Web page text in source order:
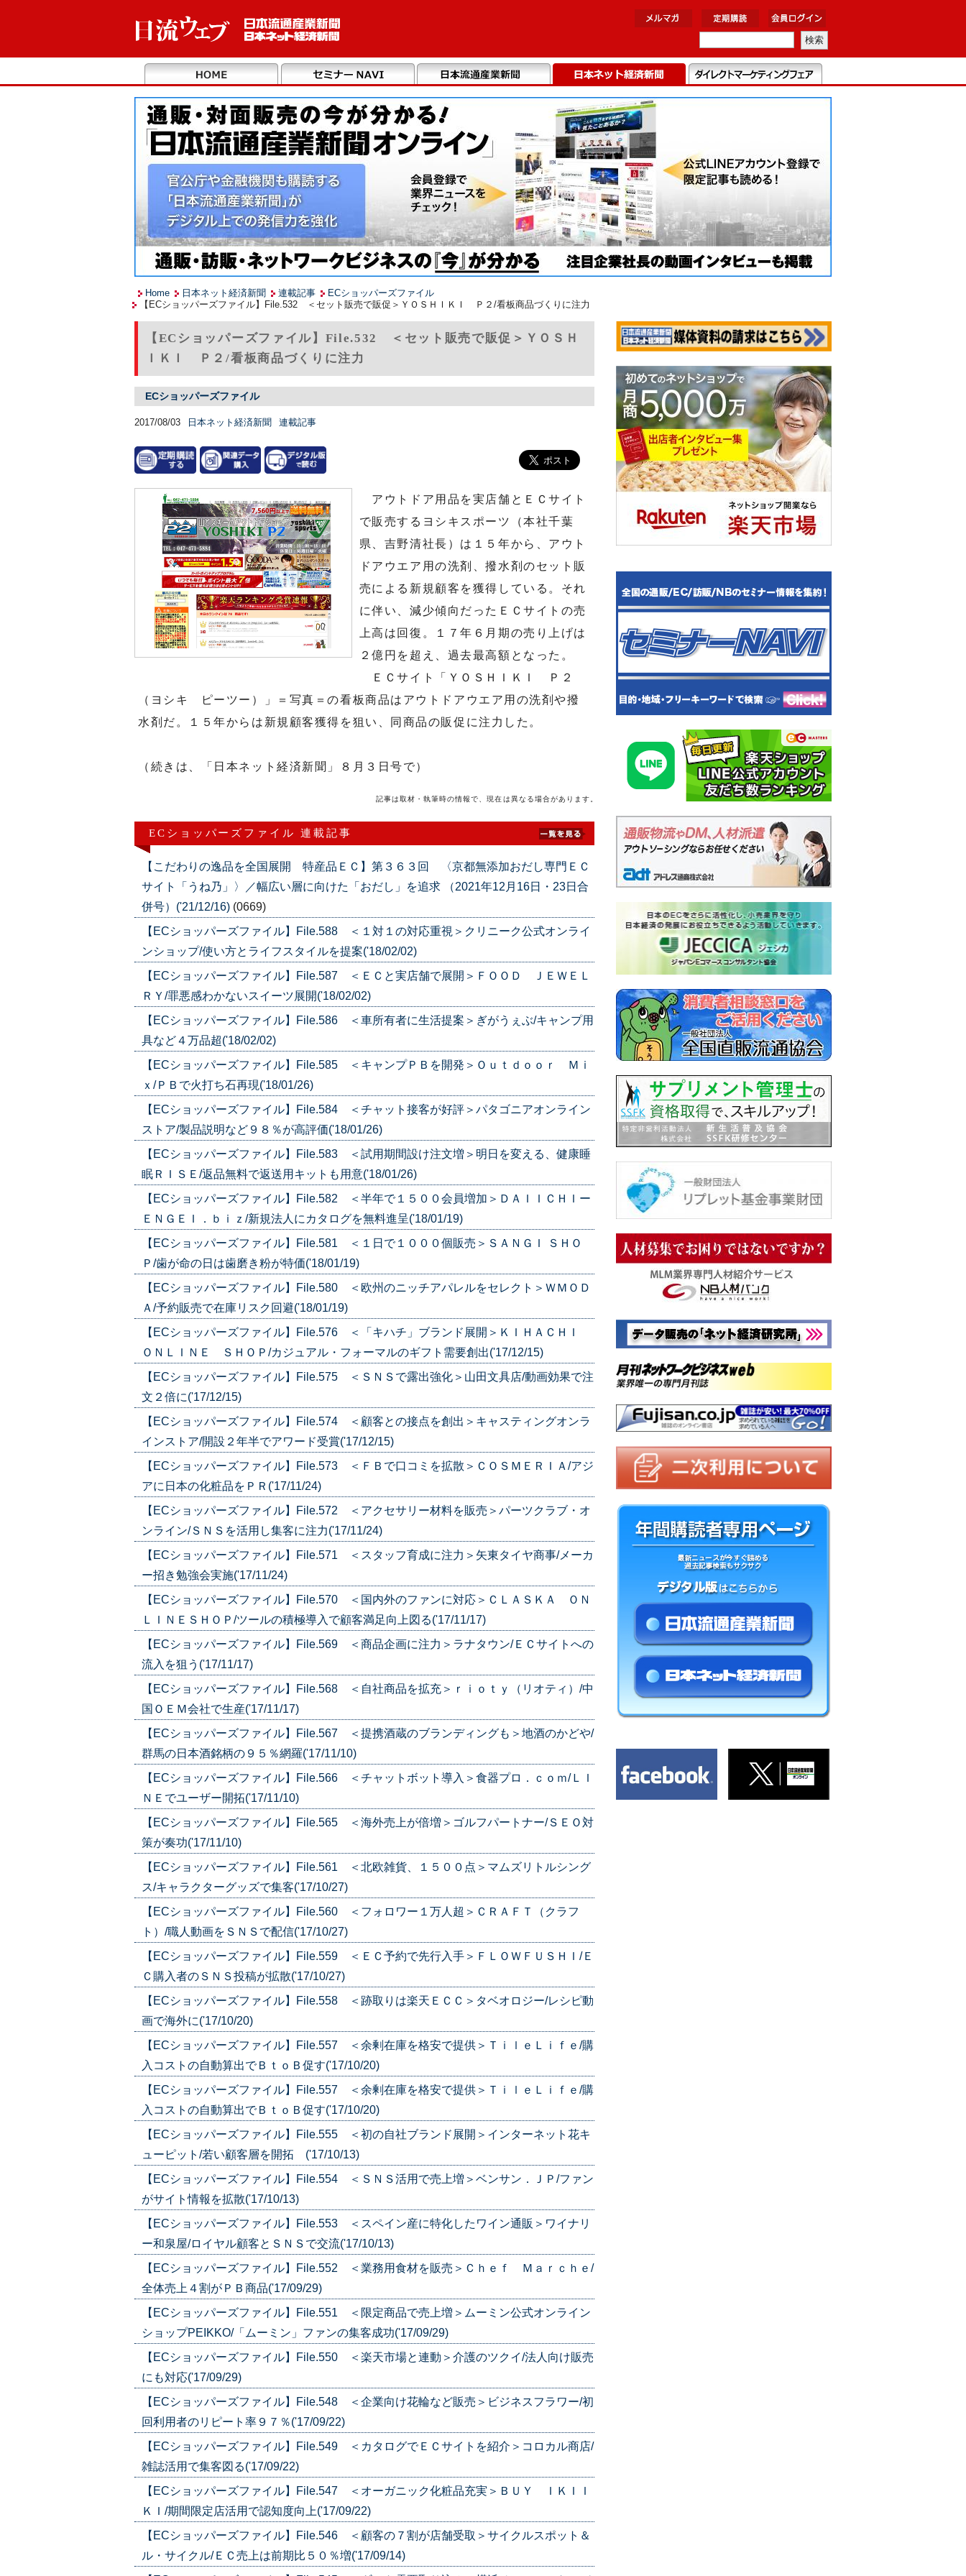
Home 日本ネット経済新聞 連載記事
ECショッパーズファイル
【ECショッパーズファイル】File.532 ＜セット販売で販促＞ＹＯＳＨＩＫＩ Ｐ２/看板商品づくりに注力
【ECショッパーズファイル】File.532 ＜セット販売で販促＞ＹＯＳＨ
ＩＫＩ Ｐ２/看板商品づくりに注力
ECショッパーズファイル
2017/08/03 日本ネット経済新聞 連載記事
アウトドア用品を実店舗とＥＣサイト
で販売するヨシキスポーツ（本社千葉
県、吉野清社長）は１５年から、アウト
ドアウエア用の洗剤、撥水剤のセット販
売による新規顧客を獲得している。それ
に伴い、減少傾向だったＥＣサイトの売
上高は回復。１７年６月期の売り上げは
２億円を超え、過去最高額となった。
ＥＣサイト「ＹＯＳＨＩＫＩ Ｐ２
（ヨシキ ピーツー）」＝写真＝の看板商品はアウトドアウエア用の洗剤や撥
水剤だ。１５年からは新規顧客獲得を狙い、同商品の販促に注力した。
（続きは、「日本ネット経済新聞」８月３日号で）
記事は取材・執筆時の情報で、現在は異なる場合があります。
ECショッパーズファイル 連載記事
【こだわりの逸品を全国展開 特産品ＥＣ】第３６３回 〈京都無添加おだし専門ＥＣ
サイト「うね乃」〉／幅広い層に向けた「おだし」を追求 （2021年12月16日・23日合
併号）('21/12/16) (0669)
【ECショッパーズファイル】File.588 ＜１対１の対応重視＞クリニーク公式オンライ
ンショップ/使い方とライフスタイルを提案('18/02/02)
【ECショッパーズファイル】File.587 ＜ＥＣと実店舗で展開＞ＦＯＯＤ ＪＥＷＥＬ
ＲＹ/罪悪感わかないスイーツ展開('18/02/02)
【ECショッパーズファイル】File.586 ＜車所有者に生活提案＞ぎがうぇぶ/キャンプ用
具など４万品超('18/02/02)
【ECショッパーズファイル】File.585 ＜キャンプＰＢを開発＞Ｏｕｔｄｏｏｒ Ｍｉ
ｘ/ＰＢで火打ち石再現('18/01/26)
【ECショッパーズファイル】File.584 ＜チャット接客が好評＞パタゴニアオンライン
ストア/製品説明など９８％が高評価('18/01/26)
【ECショッパーズファイル】File.583 ＜試用期間設け注文増＞明日を変える、健康睡
眠ＲＩＳＥ/返品無料で返送用キットも用意('18/01/26)
【ECショッパーズファイル】File.582 ＜半年で１５００会員増加＞ＤＡＩＩＣＨＩー
ＥＮＧＥＩ．ｂｉｚ/新規法人にカタログを無料進呈('18/01/19)
【ECショッパーズファイル】File.581 ＜１日で１０００個販売＞ＳＡＮＧＩ ＳＨＯ
Ｐ/歯が命の日は歯磨き粉が特価('18/01/19)
【ECショッパーズファイル】File.580 ＜欧州のニッチアパレルをセレクト＞ＷＭＯＤ
Ａ/予約販売で在庫リスク回避('18/01/19)
【ECショッパーズファイル】File.576 ＜「キハチ」ブランド展開＞ＫＩＨＡＣＨＩ
ＯＮＬＩＮＥ ＳＨＯＰ/カジュアル・フォーマルのギフト需要創出('17/12/15)
【ECショッパーズファイル】File.575 ＜ＳＮＳで露出強化＞山田文具店/動画効果で注
文２倍に('17/12/15)
【ECショッパーズファイル】File.574 ＜顧客との接点を創出＞キャスティングオンラ
インストア/開設２年半でアワード受賞('17/12/15)
【ECショッパーズファイル】File.573 ＜ＦＢで口コミを拡散＞ＣＯＳＭＥＲＩＡ/アジ
アに日本の化粧品をＰＲ('17/11/24)
【ECショッパーズファイル】File.572 ＜アクセサリー材料を販売＞パーツクラブ・オ
ンライン/ＳＮＳを活用し集客に注力('17/11/24)
【ECショッパーズファイル】File.571 ＜スタッフ育成に注力＞矢東タイヤ商事/メーカ
ー招き勉強会実施('17/11/24)
【ECショッパーズファイル】File.570 ＜国内外のファンに対応＞ＣＬＡＳＫＡ ＯＮ
ＬＩＮＥＳＨＯＰ/ツールの積極導入で顧客満足向上図る('17/11/17)
【ECショッパーズファイル】File.569 ＜商品企画に注力＞ラナタウン/ＥＣサイトへの
流入を狙う('17/11/17)
【ECショッパーズファイル】File.568 ＜自社商品を拡充＞ｒｉｏｔｙ（リオティ）/中
国ＯＥＭ会社で生産('17/11/17)
【ECショッパーズファイル】File.567 ＜提携酒蔵のブランディングも＞地酒のかどや/
群馬の日本酒銘柄の９５％網羅('17/11/10)
【ECショッパーズファイル】File.566 ＜チャットボット導入＞食器プロ．ｃｏｍ/ＬＩ
ＮＥでユーザー開拓('17/11/10)
【ECショッパーズファイル】File.565 ＜海外売上が倍増＞ゴルフパートナー/ＳＥＯ対
策が奏功('17/11/10)
【ECショッパーズファイル】File.561 ＜北欧雑貨、１５００点＞マムズリトルシング
ス/キャラクターグッズで集客('17/10/27)
【ECショッパーズファイル】File.560 ＜フォロワー１万人超＞ＣＲＡＦＴ（クラフ
ト）/職人動画をＳＮＳで配信('17/10/27)
【ECショッパーズファイル】File.559 ＜ＥＣ予約で先行入手＞ＦＬＯＷＦＵＳＨＩ/Ｅ
Ｃ購入者のＳＮＳ投稿が拡散('17/10/27)
【ECショッパーズファイル】File.558 ＜跡取りは楽天ＥＣＣ＞タベオロジー/レシピ動
画で海外に('17/10/20)
【ECショッパーズファイル】File.557 ＜余剰在庫を格安で提供＞ＴｉｌｅＬｉｆｅ/購
入コストの自動算出でＢｔｏＢ促す('17/10/20)
【ECショッパーズファイル】File.557 ＜余剰在庫を格安で提供＞ＴｉｌｅＬｉｆｅ/購
入コストの自動算出でＢｔｏＢ促す('17/10/20)
【ECショッパーズファイル】File.555 ＜初の自社ブランド展開＞インターネット花キ
ューピット/若い顧客層を開拓 ('17/10/13)
【ECショッパーズファイル】File.554 ＜ＳＮＳ活用で売上増＞ベンサン．ＪＰ/ファン
がサイト情報を拡散('17/10/13)
【ECショッパーズファイル】File.553 ＜スペイン産に特化したワイン通販＞ワイナリ
ー和泉屋/ロイヤル顧客とＳＮＳで交流('17/10/13)
【ECショッパーズファイル】File.552 ＜業務用食材を販売＞Ｃｈｅｆ Ｍａｒｃｈｅ/
全体売上４割がＰＢ商品('17/09/29)
【ECショッパーズファイル】File.551 ＜限定商品で売上増＞ムーミン公式オンライン
ショップPEIKKO/「ムーミン」ファンの集客成功('17/09/29)
【ECショッパーズファイル】File.550 ＜楽天市場と連動＞介護のツクイ/法人向け販売
にも対応('17/09/29)
【ECショッパーズファイル】File.548 ＜企業向け花輪など販売＞ビジネスフラワー/初
回利用者のリピート率９７％('17/09/22)
【ECショッパーズファイル】File.549 ＜カタログでＥＣサイトを紹介＞コロカル商店/
雑誌活用で集客図る('17/09/22)
【ECショッパーズファイル】File.547 ＜オーガニック化粧品充実＞ＢＵＹ ＩＫＩＩ
ＫＩ/期間限定店活用で認知度向上('17/09/22)
【ECショッパーズファイル】File.546 ＜顧客の７割が店舗受取＞サイクルスポット＆
ル・サイクル/ＥＣ売上は前期比５０％増('17/09/14)